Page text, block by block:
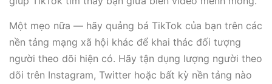
Một mẹo nữa — hãy quảng bá TikTok của bạn trên các
nền tảng mạng xã hội khác để khai thác đối tượng
người theo dõi hiện có. Hãy tận dụng lượng người theo
dõi trên Instagram, Twitter hoặc bất kỳ nền tảng nào